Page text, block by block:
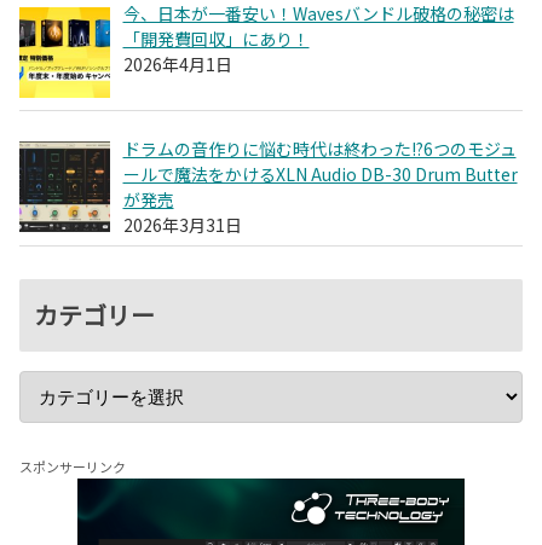
今、日本が一番安い！Wavesバンドル破格の秘密は
「開発費回収」にあり！
2026年4月1日
ドラムの音作りに悩む時代は終わった!?6つのモジュ
ールで魔法をかけるXLN Audio DB-30 Drum Butter
が発売
2026年3月31日
カテゴリー
スポンサーリンク